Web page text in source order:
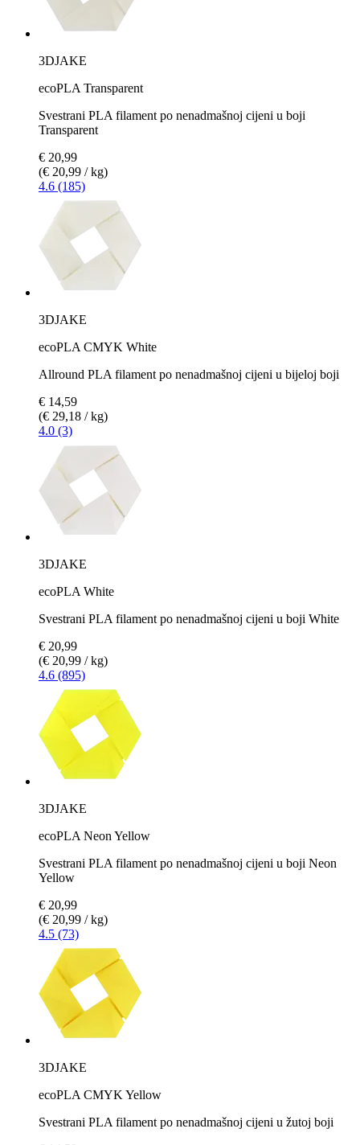
3DJAKE
ecoPLA Transparent
Svestrani PLA filament po nenadmašnoj cijeni u boji
Transparent
€ 20,99
(€ 20,99 / kg)
4.6 (185)
3DJAKE
ecoPLA CMYK White
Allround PLA filament po nenadmašnoj cijeni u bijeloj boji
€ 14,59
(€ 29,18 / kg)
4.0 (3)
3DJAKE
ecoPLA White
Svestrani PLA filament po nenadmašnoj cijeni u boji White
€ 20,99
(€ 20,99 / kg)
4.6 (895)
3DJAKE
ecoPLA Neon Yellow
Svestrani PLA filament po nenadmašnoj cijeni u boji Neon
Yellow
€ 20,99
(€ 20,99 / kg)
4.5 (73)
3DJAKE
ecoPLA CMYK Yellow
Svestrani PLA filament po nenadmašnoj cijeni u žutoj boji